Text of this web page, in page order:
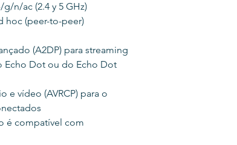
n/ac (2.4 y 5 GHz)
hoc (peer-to-peer)
(A2DP) para streaming
Echo Dot ou do Echo Dot
vídeo (AVRCP) para o
é compatível com